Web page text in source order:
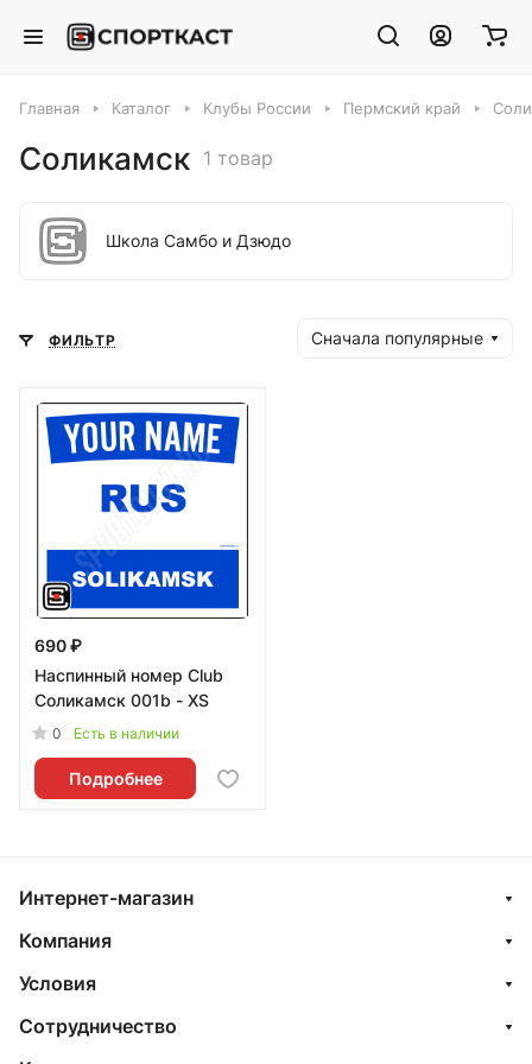
Главная Каталог Клубы России Пермский край
Соликамск 1 товар
Школа Самбо и Дзюдо
ФИЛЬТР Сначала популярные
690 ₽
Наспинный номер Club
Соликамск 001b - XS
0 Есть в наличии
Подробнее
Интернет-магазин
Компания
Условия
Сотрудничество